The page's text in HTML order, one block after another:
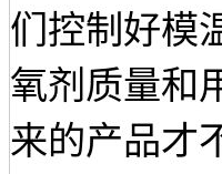
们控制好模
氧剂质量和
来的产品才